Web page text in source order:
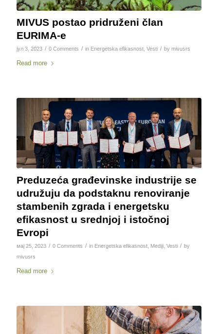
MIVUS postao pridruženi član
EURIMA-e
јул 3, 2023 / 0 Comments / in Energetska efikasnost, Vesti / by mivusrs
Read more
Preduzeća građevinske industrije se
udružuju da podstaknu renoviranje
stambenih zgrada i energetsku
efikasnost u srednjoj i istočnoj
Evropi
мај 25, 2023 / 0 Comments / in Energetska efikasnost, Mediji, Vesti / by
mivusrs
Read more